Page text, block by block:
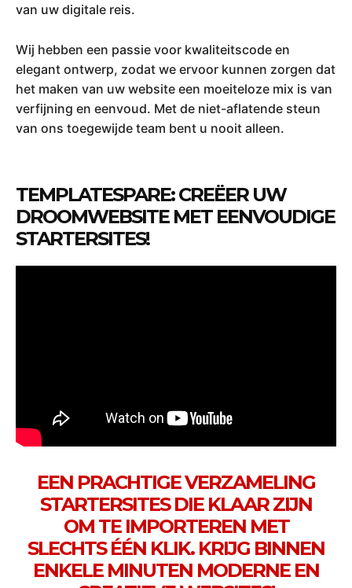
van uw digitale reis.
Wij hebben een passie voor kwaliteitscode en
elegant ontwerp, zodat we ervoor kunnen zorgen dat
het maken van uw website een moeiteloze mix is ​​van
verfijning en eenvoud. Met de niet-aflatende steun
van ons toegewijde team bent u nooit alleen.
TEMPLATESPARE: CREËER UW
DROOMWEBSITE MET EENVOUDIGE
STARTERSITES!
EEN PRACHTIGE VERZAMELING
STARTERSITES DIE KLAAR ZIJN
OM TE IMPORTEREN MET
SLECHTS ÉÉN KLIK. KRIJG BINNEN
ENKELE MINUTEN MODERNE EN